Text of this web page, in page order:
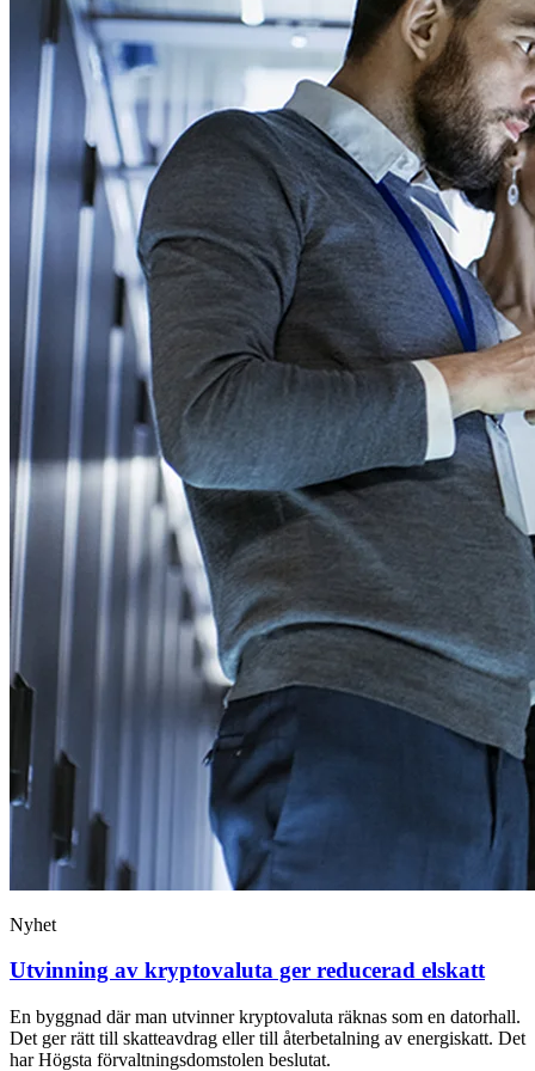
Nyhet
Utvinning av kryptovaluta ger reducerad elskatt
En byggnad där man utvinner kryptovaluta räknas som en datorhall.
Det ger rätt till skatteavdrag eller till återbetalning av energiskatt. Det
har Högsta förvaltningsdomstolen beslutat.